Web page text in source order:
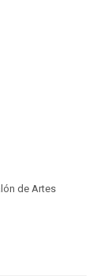
de Artes